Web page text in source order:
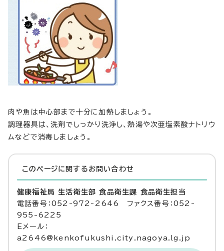
肉や魚は中心部まで十分に加熱しましょう。
調理器具は、洗剤でしっかり洗浄し、熱湯や次亜塩素酸ナトリウ
ムなどで消毒しましょう。
このページに関する お問い合わせ
健康福祉局 生活衛生部 食品衛生課 食品衛生担当
電話番号：052-972-2646 ファクス番号：052-
955-6225
Eメール：
a2646@kenkofukushi.city.nagoya.lg.jp